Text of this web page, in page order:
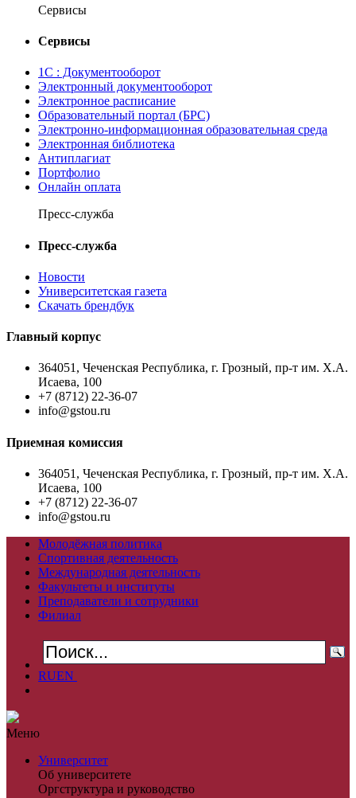
Сервисы
Сервисы
1С : Документооборот
Электронный документооборот
Электронное расписание
Образовательный портал (БРС)
Электронно-информационная образовательная среда
Электронная библиотека
Антиплагиат
Портфолио
Онлайн оплата
Пресс-служба
Пресс-служба
Новости
Университетская газета
Скачать брендбук
Главный корпус
364051, Чеченская Республика, г. Грозный, пр-т им. Х.А.
Исаева, 100
+7 (8712) 22-36-07
info@gstou.ru
Приемная комиссия
364051, Чеченская Республика, г. Грозный, пр-т им. Х.А.
Исаева, 100
+7 (8712) 22-36-07
info@gstou.ru
Молодёжная политика
Спортивная деятельность
Международная деятельность
Факультеты и институты
Преподаватели и сотрудники
Филиал
RUEN
Меню
Университет
Об университете
Оргструктура и руководство